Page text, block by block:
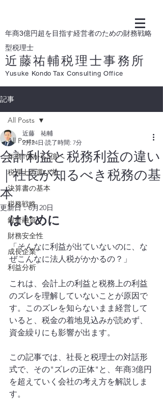
年商3億円超を目指す経営者のための財務戦略
型税理士
近藤祐輔税理士事務所
Yusuke Kondo Tax Consulting Office
記事
All Posts
年商1億から5億へ
税理士の選び方
決算書の基本
税務戦略
銀行融資
財務安全性
成長企業
利益分析
All Posts
会計利益と税務利益の違い
｜社長が知るべき税務の基
本
近藤 祐輔
2月24日 読了時間: 7分
更新日：6月20日
はじめに
「そんなに利益が出ていないのに、な
ぜこんなに法人税がかかるの？」
これは、会計上の利益と税務上の利益
のズレを理解していないことが原因で
す。このズレを知らないまま経営して
いると、税金の着地見込みが読めず、
資金繰りにも影響が出ます。
この記事では、社長と税理士の対話形
式で、その"ズレの正体"と、年商3億円
を超えていく会社の考え方を解説しま
す。